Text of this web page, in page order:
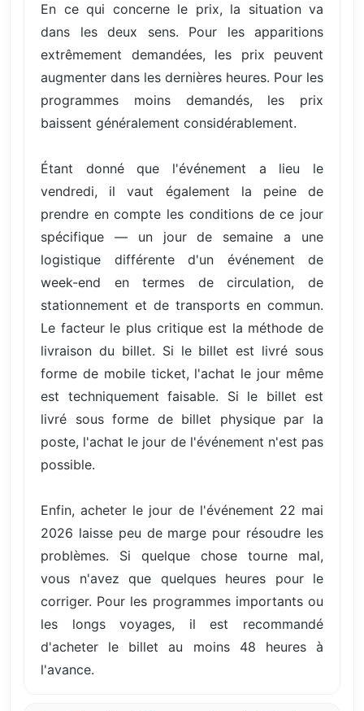
En ce qui concerne le prix, la situation va
dans les deux sens. Pour les apparitions
extrêmement demandées, les prix peuvent
augmenter dans les dernières heures. Pour les
programmes moins demandés, les prix
baissent généralement considérablement.
Étant donné que l'événement a lieu le
vendredi, il vaut également la peine de
prendre en compte les conditions de ce jour
spécifique — un jour de semaine a une
logistique différente d'un événement de
week-end en termes de circulation, de
stationnement et de transports en commun.
Le facteur le plus critique est la méthode de
livraison du billet. Si le billet est livré sous
forme de mobile ticket, l'achat le jour même
est techniquement faisable. Si le billet est
livré sous forme de billet physique par la
poste, l'achat le jour de l'événement n'est pas
possible.
Enfin, acheter le jour de l'événement 22 mai
2026 laisse peu de marge pour résoudre les
problèmes. Si quelque chose tourne mal,
vous n'avez que quelques heures pour le
corriger. Pour les programmes importants ou
les longs voyages, il est recommandé
d'acheter le billet au moins 48 heures à
l'avance.